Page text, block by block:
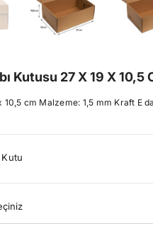
Kutusu 27 X 19 X 10,5
10,5 cm Malzeme: 1,5 mm Kraft E